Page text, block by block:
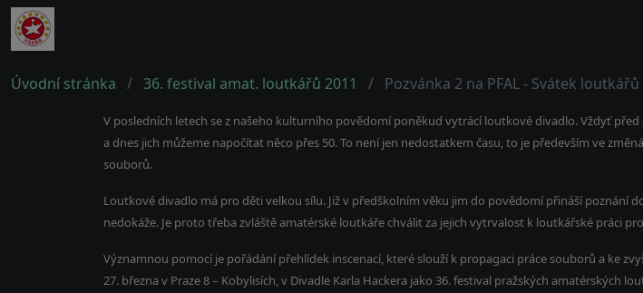
Úvodní stránka 36. festival amat. loutkářů 2011 Pozvánka 2 na PFAL - Svátek loutkářů
V posledních letech se z našeho kulturního povědomí poněkud vytrácí loutkové divadlo. Vždyť
a dnes jich můžeme napočítat něco přes 50. To není jen nedostatkem času, to je především ve
souborů.
Loutkové divadlo má pro děti velkou sílu. Již v předškolním věku jim do povědomí přináší poznání
nedokáže. Je proto třeba zvláště amatérské loutkáře chválit za jejich vytrvalost k loutkářské práci
Významnou pomocí je pořádání přehlídek inscenací, které slouží k propagaci práce souborů a ke
27. března v Praze 8 – Kobylisích, v Divadle Karla Hackera jako 36. festival pražských amatérských